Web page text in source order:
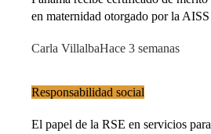
en maternidad otorgado por la AISS
Carla VillalbaHace 3 semanas
Responsabilidad social
El papel de la RSE en servicios